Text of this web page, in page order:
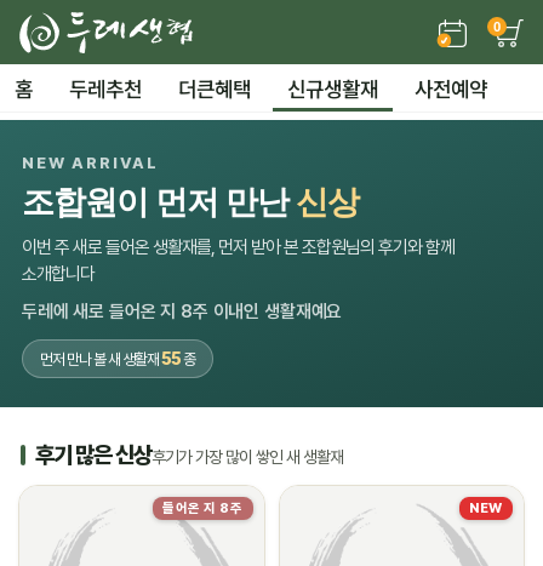
0
홈 두레추천 더큰혜택 신규생활재 사전예약
NEW ARRIVAL
조합원이 먼저 만난신상
이번 주 새로 들어온 생활재를, 먼저 받아 본 조합원님의 후기와 함께
소개합니다
두레에 새로 들어온 지 8주 이내인 생활재예요
먼저 만나 볼 새 생활재 55종
후기 많은 신상후기가 가장 많이 쌓인 새 생활재
들어온 지 8주 NEW